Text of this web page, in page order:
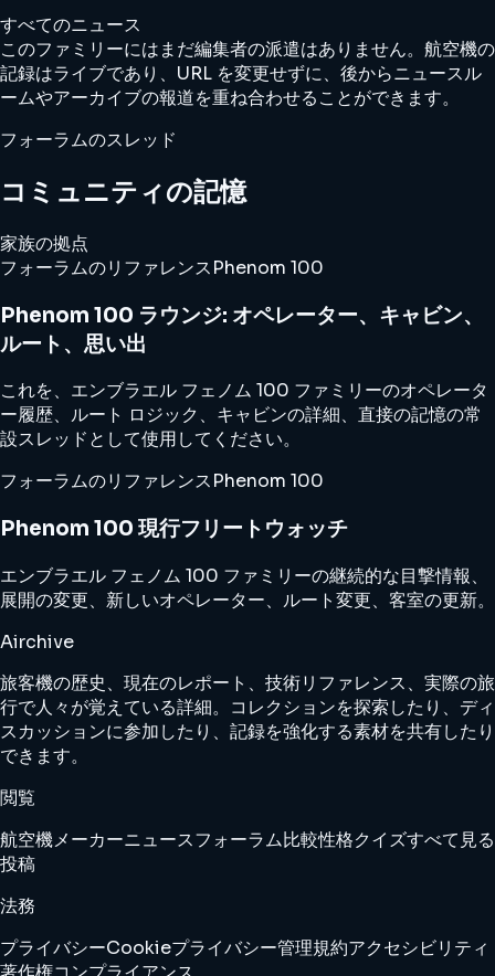
すべてのニュース
このファミリーにはまだ編集者の派遣はありません。航空機の
記録はライブであり、URL を変更せずに、後からニュースル
ームやアーカイブの報道を重ね合わせることができます。
フォーラムのスレッド
コミュニティの記憶
家族の拠点
フォーラムのリファレンスPhenom 100
Phenom 100 ラウンジ: オペレーター、キャビン、
ルート、思い出
これを、エンブラエル フェノム 100 ファミリーのオペレータ
ー履歴、ルート ロジック、キャビンの詳細、直接の記憶の常
設スレッドとして使用してください。
フォーラムのリファレンスPhenom 100
Phenom 100 現行フリートウォッチ
エンブラエル フェノム 100 ファミリーの継続的な目撃情報、
展開の変更、新しいオペレーター、ルート変更、客室の更新。
Airchive
旅客機の歴史、現在のレポート、技術リファレンス、実際の旅
行で人々が覚えている詳細。コレクションを探索したり、ディ
スカッションに参加したり、記録を強化する素材を共有したり
できます。
閲覧
航空機メーカーニュースフォーラム比較性格クイズすべて見る
投稿
法務
プライバシーCookieプライバシー管理規約アクセシビリティ